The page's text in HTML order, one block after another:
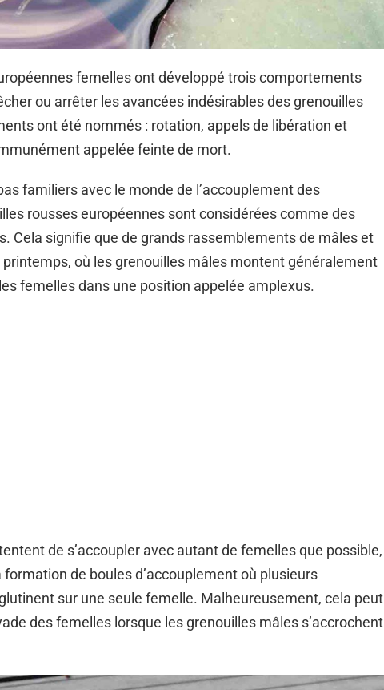
femelles ont développé trois comportements
ou arrêter les avancées indésirables des grenouilles
ont été nommés : rotation, appels de libération et
appelée feinte de mort.
familiers avec le monde de l’accouplement des
rousses européennes sont considérées comme des
Cela signifie que de grands rassemblements de mâles et
où les grenouilles mâles montent généralement
femelles dans une position appelée amplexus.
de s’accoupler avec autant de femelles que possible,
de boules d’accouplement où plusieurs
sur une seule femelle. Malheureusement, cela peut
des femelles lorsque les grenouilles mâles s’accrochent